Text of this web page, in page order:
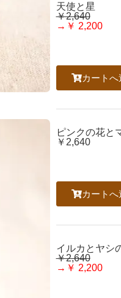
天使と星
￥2,640
→￥ 2,200
カートへ
ピンクの花と
￥2,640
カートへ
イルカとヤシ
￥2,640
→￥ 2,200